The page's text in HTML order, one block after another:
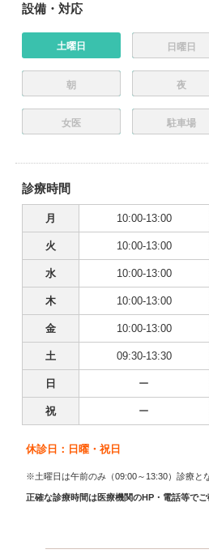
設備・対応
土曜日 日曜日
朝 夜
女医 駐車場
診療時間
月 10:00-13:00
火 10:00-13:00
水 10:00-13:00
木 10:00-13:00
金 10:00-13:00
土 09:30-13:30
日 ー
祝 ー
休診日：日曜・祝日
※土曜日は午前のみ（09:00～13:30）診療と
正確な診療時間は医療機関のHP・電話等で